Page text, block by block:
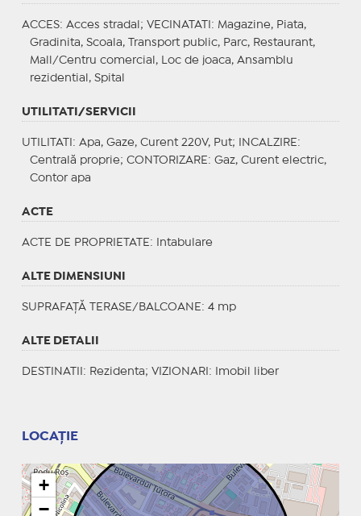
ACCES: Acces stradal; VECINATATI : Magazine, Piata,
Gradinita, Scoala, Transport public, Parc, Restaurant,
Mall/Centru comercial, Loc de joaca, Ansamblu
rezidential, Spital
UTILITATI/SERVICII
UTILITATI : Apa, Gaze, Curent 220V, Put; INCALZIRE :
Centrală proprie; CONTORIZARE : Gaz, Curent electric,
Contor apa
ACTE
ACTE DE PROPRIETATE : Intabulare
ALTE DIMENSIUNI
SUPRAFAȚĂ TERASE/BALCOANE: 4 mp
ALTE DETALII
DESTINATII : Rezidenta; VIZIONARI : Imobil liber
LOCAȚIE
+
−